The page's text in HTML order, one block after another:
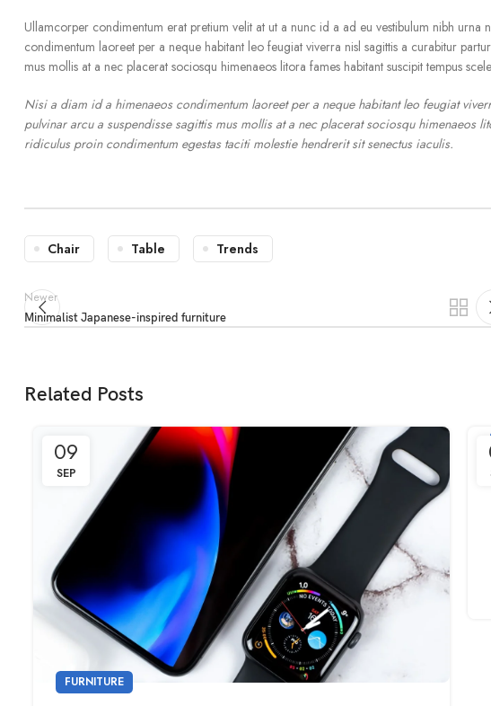
Ullamcorper condimentum erat pretium velit at ut a nunc id a ad eu vestibulum nibh
condimentum laoreet per a neque habitant leo feugiat viverra nisl sagittis a curabitur
mus mollis at a nec placerat sociosqu himenaeos litora fames habitant suscipit tempus
Nisi a diam id a himenaeos condimentum laoreet per a neque habitant leo feugiat
pulvinar arcu a suspendisse sagittis mus mollis at a nec placerat sociosqu
ridiculus proin condimentum egestas taciti molestie hendrerit sit senectus iaculis.
Chair Table Trends
Newer
Minimalist Japanese-inspired furniture
Related Posts
09
SEP
FURNITURE